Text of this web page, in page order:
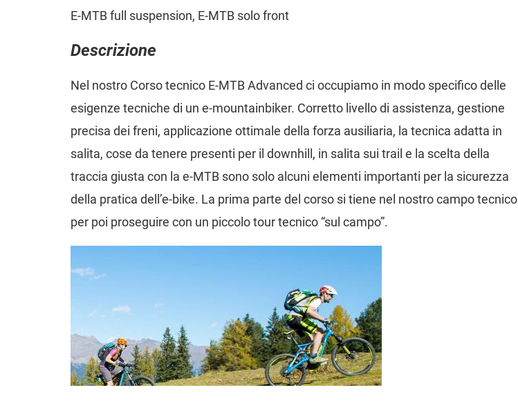
E-MTB full suspension, E-MTB solo front
Descrizione
Nel nostro Corso tecnico E-MTB Advanced ci occupiamo in modo specifico delle
esigenze tecniche di un e-mountainbiker. Corretto livello di assistenza, gestione
precisa dei freni, applicazione ottimale della forza ausiliaria, la tecnica adatta in
salita, cose da tenere presenti per il downhill, in salita sui trail e la scelta della
traccia giusta con la e-MTB sono solo alcuni elementi importanti per la sicurezza
della pratica dell’e-bike. La prima parte del corso si tiene nel nostro campo tecnico
per poi proseguire con un piccolo tour tecnico “sul campo”.